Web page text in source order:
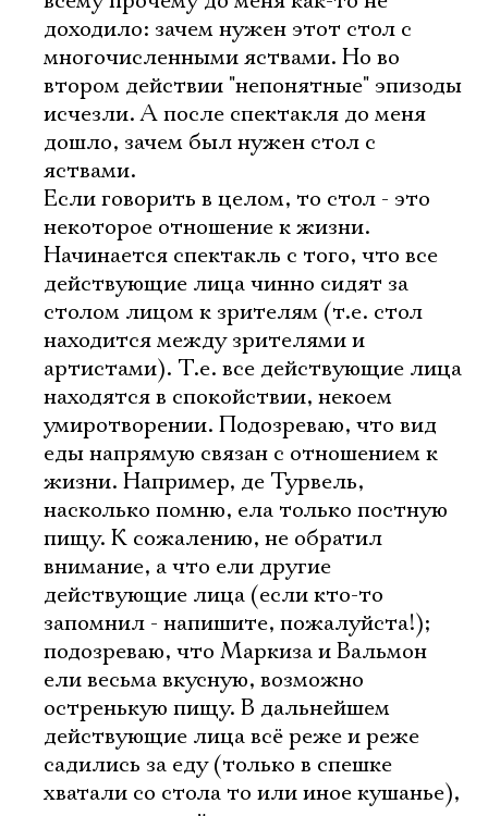
доходило: зачем нужен этот стол с
многочисленными яствами. Но во
втором действии "непонятные" эпизоды
исчезли. А после спектакля до меня
дошло, зачем был нужен стол с
яствами.
Если говорить в целом, то стол - это
некоторое отношение к жизни.
Начинается спектакль с того, что все
действующие лица чинно сидят за
столом лицом к зрителям (т.е. стол
находится между зрителями и
артистами). Т.е. все действующие лица
находятся в спокойствии, некоем
умиротворении. Подозреваю, что вид
еды напрямую связан с отношением к
жизни. Например, де Турвель,
насколько помню, ела только постную
пищу. К сожалению, не обратил
внимание, а что ели другие
действующие лица (если кто-то
запомнил - напишите, пожалуйста!);
подозреваю, что Маркиза и Вальмон
ели весьма вкусную, возможно
остренькую пищу. В дальнейшем
действующие лица всё реже и реже
садились за еду (только в спешке
хватали со стола то или иное кушанье),
Имя
Ознакомиться